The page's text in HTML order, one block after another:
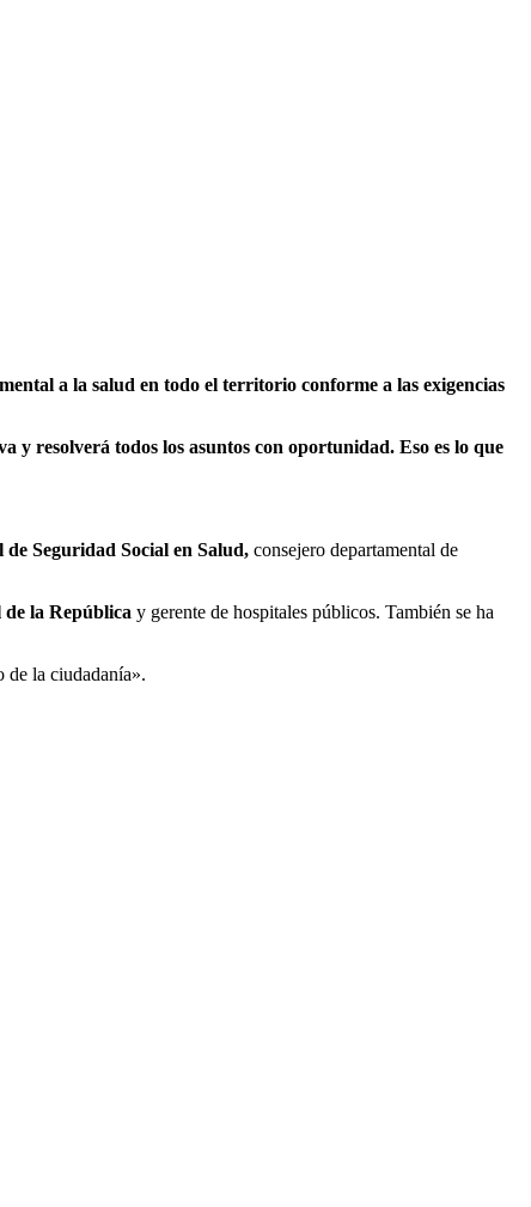
a la salud en todo el territorio conforme a las exigencias
y resolverá todos los asuntos con oportunidad. Eso es lo que
Seguridad Social en Salud, consejero departamental de
la República y gerente de hospitales públicos. También se ha
de la ciudadanía».